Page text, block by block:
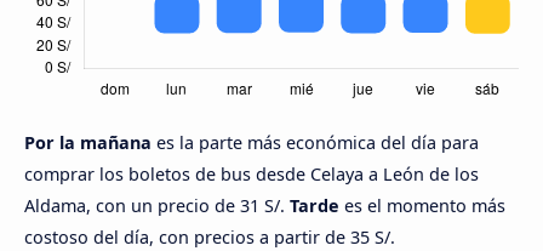
Por la mañana es la parte más económica del día para
comprar los boletos de bus desde Celaya a León de los
Aldama, con un precio de 31 S/. Tarde es el momento más
costoso del día, con precios a partir de 35 S/.